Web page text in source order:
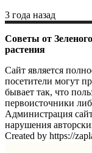
3 года назад
Советы от
растения
Сайт является
посетители могут
бывает так, что
первоисточники
Администрация
нарушения
Created by https://